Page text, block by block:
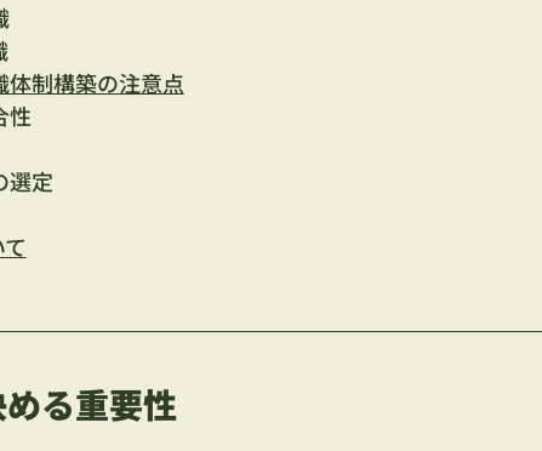
制構築の注意点
性
選定
る重要性